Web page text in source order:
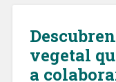
vegetal
a